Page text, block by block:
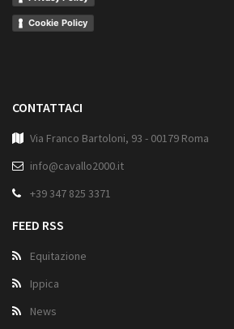
Cookie Policy
CONTATTACI
Via Franco Bartoloni, 93 - 00179 Roma
info@cavallo2000.it
+39 347 825 3371
FEED RSS
Equitazione
Ippica
News